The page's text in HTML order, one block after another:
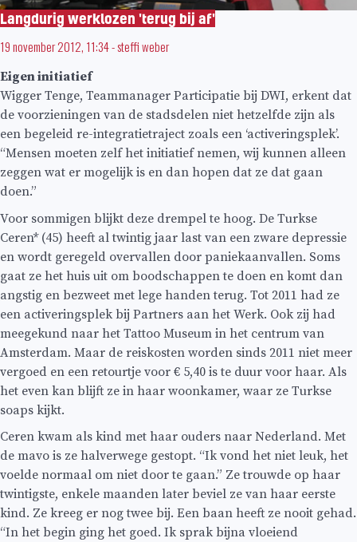
Langdurig werklozen 'terug bij af'
19 november 2012, 11:34-steffi weber
Eigen initiatief
Wigger Tenge, Teammanager Participatie bij DWI, erkent dat
de voorzieningen van de stadsdelen niet hetzelfde zijn als
een begeleid re-integratietraject zoals een ‘activeringsplek’.
“Mensen moeten zelf het initiatief nemen, wij kunnen alleen
zeggen wat er mogelijk is en dan hopen dat ze dat gaan
doen.”
Voor sommigen blijkt deze drempel te hoog. De Turkse
Ceren* (45) heeft al twintig jaar last van een zware depressie
en wordt geregeld overvallen door paniekaanvallen. Soms
gaat ze het huis uit om boodschappen te doen en komt dan
angstig en bezweet met lege handen terug. Tot 2011 had ze
een activeringsplek bij Partners aan het Werk. Ook zij had
meegekund naar het Tattoo Museum in het centrum van
Amsterdam. Maar de reiskosten worden sinds 2011 niet meer
vergoed en een retourtje voor € 5,40 is te duur voor haar. Als
het even kan blijft ze in haar woonkamer, waar ze Turkse
soaps kijkt.
Ceren kwam als kind met haar ouders naar Nederland. Met
de mavo is ze halverwege gestopt. “Ik vond het niet leuk, het
voelde normaal om niet door te gaan.” Ze trouwde op haar
twintigste, enkele maanden later beviel ze van haar eerste
kind. Ze kreeg er nog twee bij. Een baan heeft ze nooit gehad.
“In het begin ging het goed. Ik sprak bijna vloeiend